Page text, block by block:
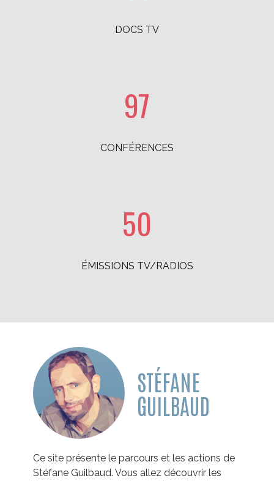
DOCS TV
98
CONFÉRENCES
50
ÉMISSIONS TV/RADIOS
STÉFANE
GUILBAUD
Ce site présente le parcours et les actions de
Stéfane Guilbaud. Vous allez découvrir les